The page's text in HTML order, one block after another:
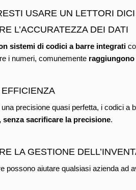
USARE UN LETTORI
L’ACCURATEZZA DEI DATI
sistemi di codici a barre integrati
i numeri, comunemente raggiungono
precisione quasi perfetta, i codici a
senza sacrificare la precisione.
LA GESTIONE
possono aiutare qualsiasi azienda ad